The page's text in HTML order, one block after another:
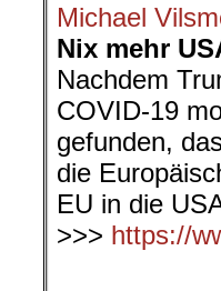
Michael
Nix mehr
Nachdem
COVID-19
gefunden,
die
EU in die
>>> https://